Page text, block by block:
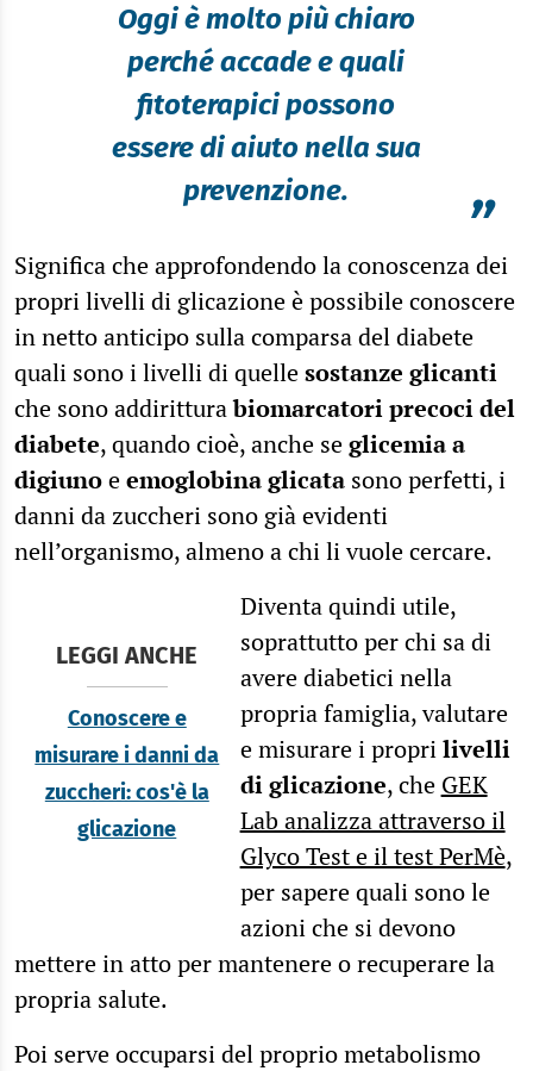
Oggi è molto più chiaro
perché accade e quali
fitoterapici possono
essere di aiuto nella sua
prevenzione.
”
Significa che approfondendo la conoscenza dei
propri livelli di glicazione è possibile conoscere
in netto anticipo sulla comparsa del diabete
quali sono i livelli di quellesostanze glicanti
che sono addiritturabiomarcatori precoci del
diabete, quando cioè, anche seglicemia a
digiunoeemoglobina glicata sono perfetti, i
danni da zuccheri sono già evidenti
nell’organismo, almeno a chi li vuole cercare.
LEGGI ANCHE
Conoscere e
misurare i danni da
zuccheri: cos'è la
glicazione
Diventa quindi utile,
soprattutto per chi sa di
avere diabetici nella
propria famiglia, valutare
e misurare i proprilivelli
di glicazione, che GEK
Lab analizza attraverso il
Glyco Test e il test PerMè,
per sapere quali sono le
azioni che si devono
mettere in atto per mantenere o recuperare la
propria salute.
Poi serve occuparsi del proprio metabolismo